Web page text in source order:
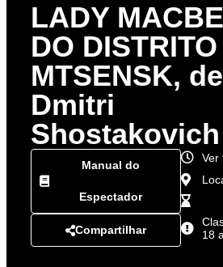
LADY
DO
MTSENSK, de
Dmitri
Shostakovich
Manual do
Espectador
Compartilhar
Ver
18